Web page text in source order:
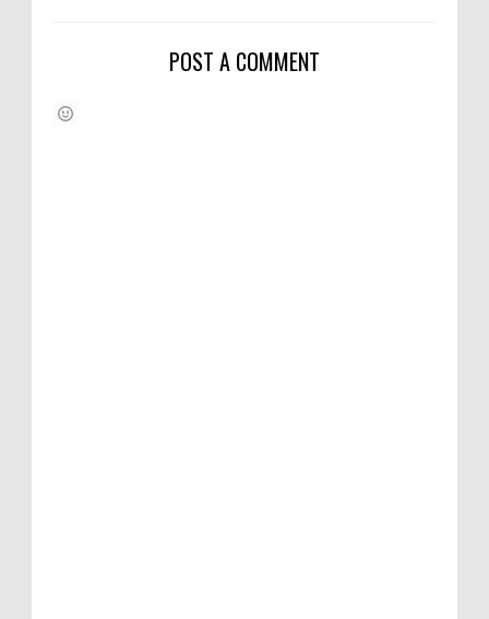
POST A COMMENT